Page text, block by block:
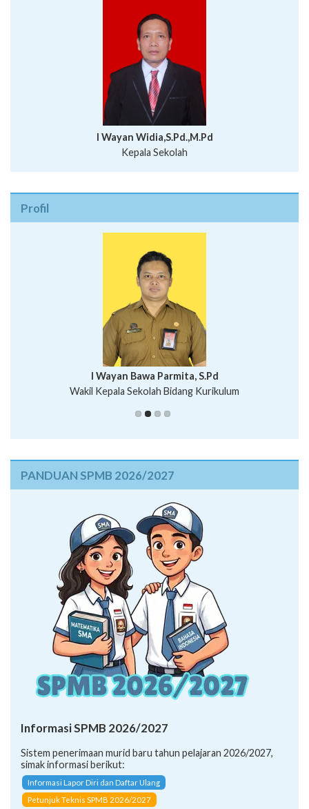
I Wayan Widia,S.Pd.,M.Pd
Kepala Sekolah
Profil
Putu Suhartana, S.Pd.
I Wayan Bawa Parmita, S.Pd
Wakil Kepala Sekolah Bidang Kurikulum
I Wayan Gede Aditya Pratita, S.Pd., M.Sn
Ni Wayan Nopi Sutantri, S.Pd.
PANDUAN SPMB 2026/2027
Informasi SPMB 2026/2027
Sistem penerimaan murid baru tahun pelajaran 2026/2027,
simak informasi berikut:
Informasi Lapor Diri dan Daftar Ulang
Petunjuk Teknis SPMB 2026/2027